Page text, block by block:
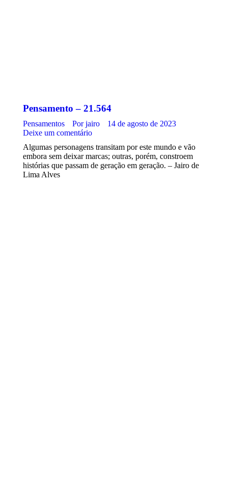
Pensamento – 21.564
Pensamentos Porjairo
14 de agosto de 2023
Deixe um comentário
Algumas personagens transitam por este mundo e vão
embora sem deixar marcas; outras, porém, constroem
histórias que passam de geração em geração. – Jairo de
Lima Alves